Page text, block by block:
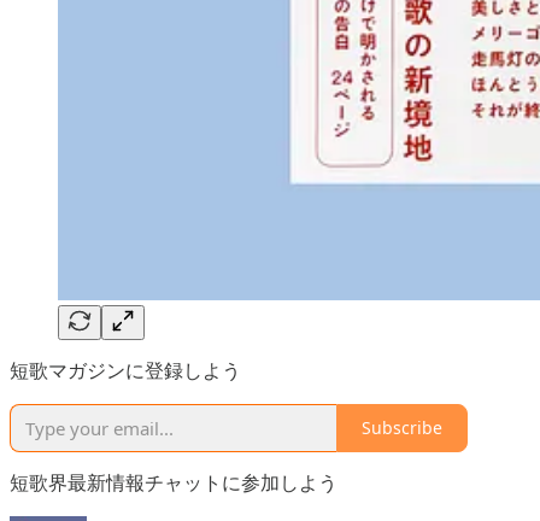
短歌マガジンに登録しよう
Subscribe
短歌界最新情報チャットに参加しよう